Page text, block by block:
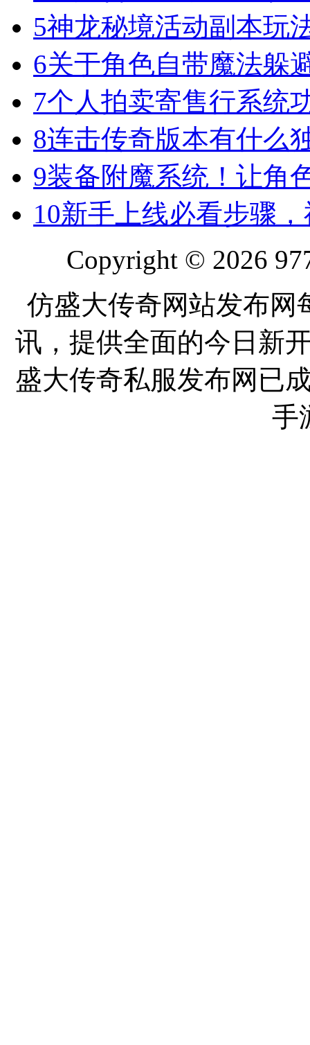
5神龙秘境活动副本玩
6关于角色自带魔法躲
7个人拍卖寄售行系统
8连击传奇版本有什么
9装备附魔系统！让角
10新手上线必看步骤
Copyright © 2026
仿盛大传奇网站发布网
讯，提供全面的今日新
盛大传奇私服发布网已
手